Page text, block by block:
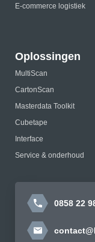
E-commerce logistiek
Oplossingen
MultiScan
CartonScan
Masterdata Toolkit
Cubetape
Interface
Service & onderhoud
0858 22